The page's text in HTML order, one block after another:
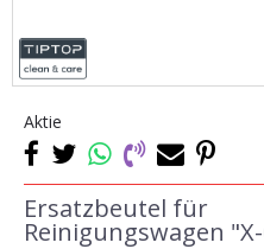
Aktie
Ersatzbeutel für
Reinigungswagen